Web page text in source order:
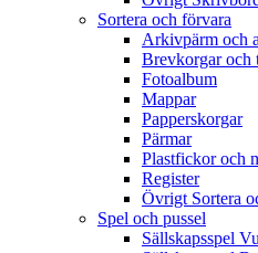
Sortera och förvara
Arkivpärm och
Brevkorgar och
Fotoalbum
Mappar
Papperskorgar
Pärmar
Plastfickor och
Register
Övrigt Sortera
Spel och pussel
Sällskapsspel